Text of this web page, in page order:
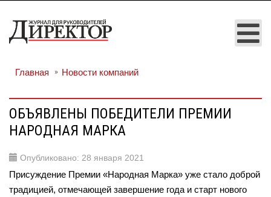
Главная Новости компаний
ОБЪЯВЛЕНЫ ПОБЕДИТЕЛИ ПРЕМИИ
НАРОДНАЯ МАРКА
Опубликовано: 28 января 2021
Присуждение Премии «Народная Марка» уже стало доброй
традицией, отмечающей завершение года и старт нового